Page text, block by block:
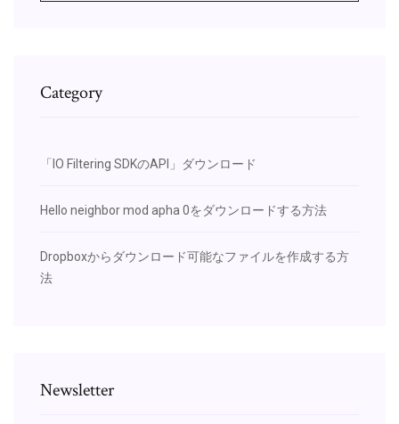
Category
「IO Filtering SDKのAPI」ダウンロード
Hello neighbor mod apha 0をダウンロードする方法
Dropboxからダウンロード可能なファイルを作成する方
法
Newsletter